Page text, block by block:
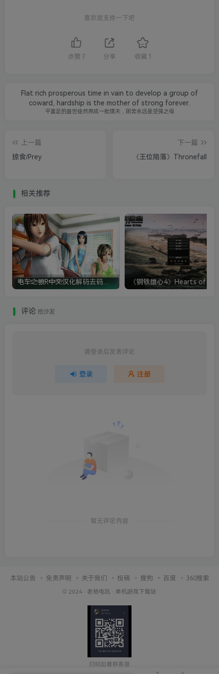
喜欢就支持一下吧
点赞 7 分享 收藏 1
Flat rich prosperous time in vain to develop a group of
coward, hardship is the mother of strong forever.
平富足的盛世徒然养成一批懦夫，困苦永远是坚强之母
上一篇
掠食/Prey
下一篇
《王位陷落》Thronefall
相关推荐
评论 抢沙发
请登录后发表评论
登录 注册
暂无评论内容
本站公告 免责声明 关于我们 投稿 搜狗 百度 360搜索
© 2024 · 老杨电玩 · 单机游戏下载站
扫码加最群客服